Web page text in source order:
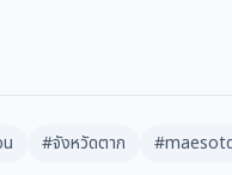
#จังหวัดตาก